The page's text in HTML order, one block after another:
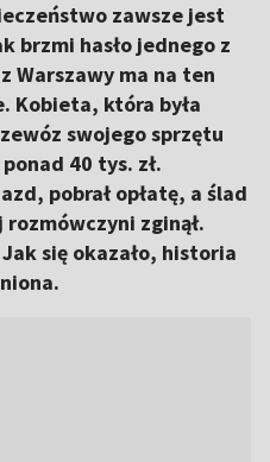
zawsze jest
brzmi hasło jednego z
Warszawy ma na ten
Kobieta, która była
swojego sprzętu
40 tys. zł.
pobrał opłatę, a ślad
zginął.
się okazało, historia